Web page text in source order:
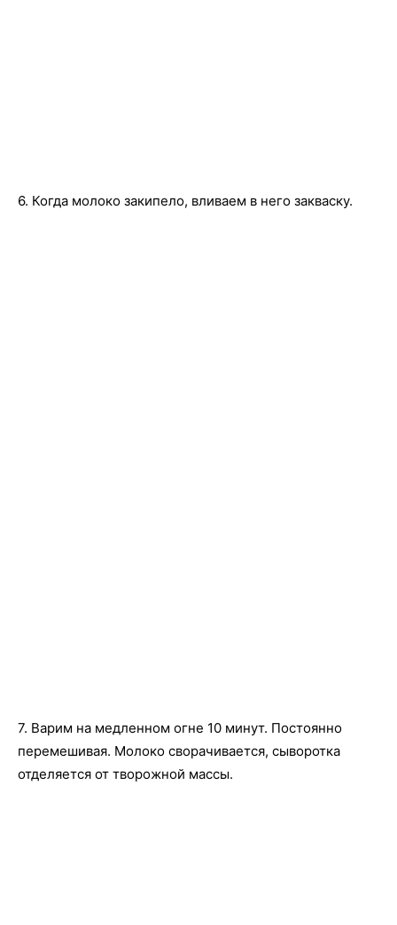
6. Когда молоко закипело, вливаем в него закваску.
7. Варим на медленном огне 10 минут. Постоянно
перемешивая. Молоко сворачивается, сыворотка
отделяется от творожной массы.